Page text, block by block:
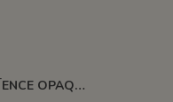
ÉMAIL FAÏENCE OPAQUE CRAQUELÉ BRILLANT TURQUOISE 5937 ancien E31018/7